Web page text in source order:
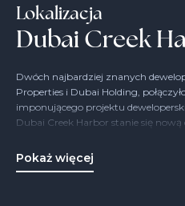
Lokalizacja
Dubai Creek
Dwóch najbardziej znanych
Properties i Dubai Holding,
imponującego projektu
Dubai Creek Harbor stanie się
handlowe, parki, place i wspaniałe
wysoko rozwiniętą infrastrukturę,
Pokaż więcej